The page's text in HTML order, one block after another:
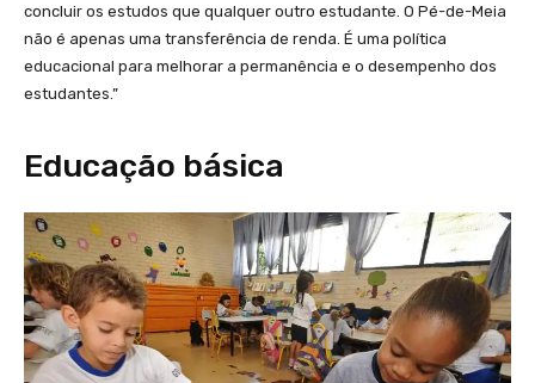
concluir os estudos que qualquer outro estudante. O Pé-de-Meia
não é apenas uma transferência de renda. É uma política
educacional para melhorar a permanência e o desempenho dos
estudantes.”
Educação básica